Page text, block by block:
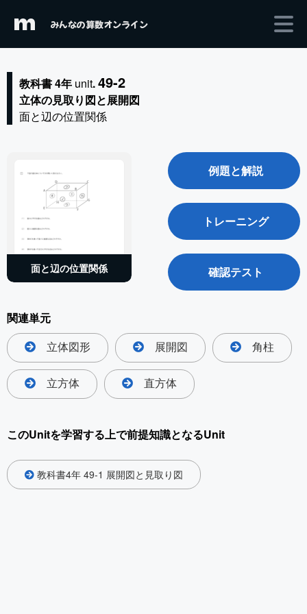
m みんなの算数オンライン
教科書 4年 unit.49-2
立体の見取り図と展開図
面と辺の位置関係
面と辺の位置関係
例題と解説
トレーニング
確認テスト
関連単元
立体図形 展開図 角柱
立方体 直方体
このUnitを学習する上で前提知識となるUnit
教科書4年 49-1 展開図と見取り図